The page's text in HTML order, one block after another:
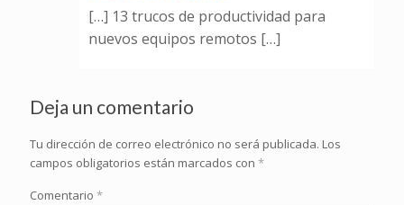
[…] 13 trucos de productividad para
nuevos equipos remotos […]
Deja un comentario
Tu dirección de correo electrónico no será publicada. Los
campos obligatorios están marcados con *
Comentario *